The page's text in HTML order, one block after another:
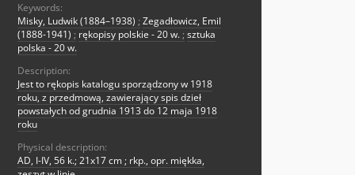
Keywords:
Misky, Ludwik (1884–1938) ; Zegadłowicz, Emil
(1888-1941) ; rękopisy polskie - 20 w. ; sztuka
polska - 20 w.
Description:
Jest to rękopis katalogu sporządzony w 1918
roku, z przedmową, zawierający spis dzieł
powstałych od grudnia 1913 do 12 maja 1918
roku
Physical description:
AD, I-IV, 56 k.; 21x17 cm ; rkp., opr. miękka,